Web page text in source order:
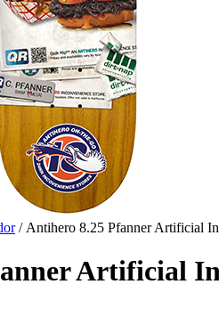
/ Antihero 8.25 Pfanner Artificial
Artificial